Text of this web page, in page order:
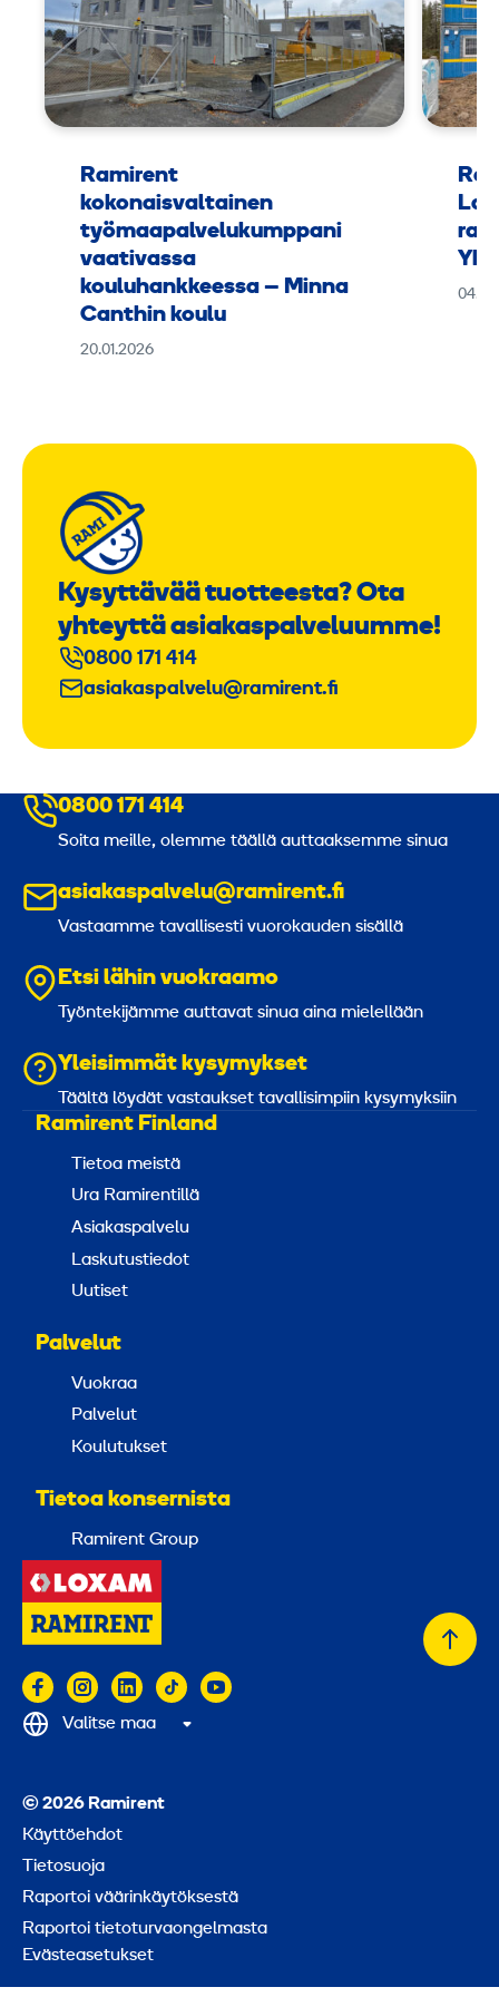
Ramirent
kokonaisvaltainen
työmaapalvelukumppani
vaativassa
kouluhankkeessa – Minna
Canthin koulu
20.01.2026
Kysyttävää tuotteesta? Ota
yhteyttä asiakaspalveluumme!
0800 171 414
asiakaspalvelu@ramirent.fi
0800 171 414
Soita meille, olemme täällä auttaaksemme sinua
asiakaspalvelu@ramirent.fi
Vastaamme tavallisesti vuorokauden sisällä
Etsi lähin vuokraamo
Työntekijämme auttavat sinua aina mielellään
Yleisimmät kysymykset
Täältä löydät vastaukset tavallisimpiin kysymyksiin
Ramirent Finland
Tietoa meistä
Ura Ramirentillä
Asiakaspalvelu
Laskutustiedot
Uutiset
Palvelut
Vuokraa
Palvelut
Koulutukset
Tietoa konsernista
Ramirent Group
© 2026 Ramirent
Käyttöehdot
Tietosuoja
Raportoi väärinkäytöksestä
Raportoi tietoturvaongelmasta
Evästeasetukset
Valitse maa